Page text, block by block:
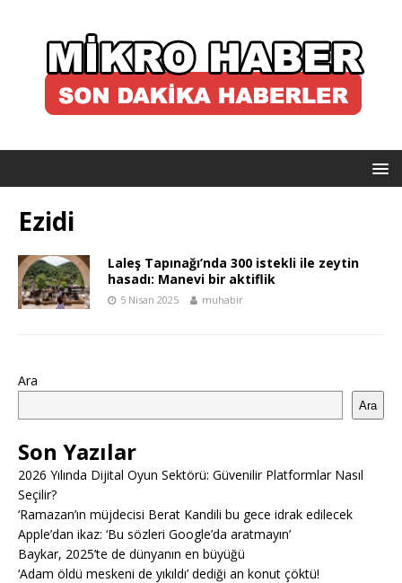
Ezidi
Laleş Tapınağı’nda 300 istekli ile zeytin
hasadı: Manevi bir aktiflik
5 Nisan 2025 muhabir
Ara
Ara
Son Yazılar
2026 Yılında Dijital Oyun Sektörü: Güvenilir Platformlar Nasıl
Seçilir?
‘Ramazan’ın müjdecisi Berat Kandili bu gece idrak edilecek
Apple’dan ikaz: ‘Bu sözleri Google’da aratmayın’
Baykar, 2025’te de dünyanın en büyüğü
‘Adam öldü meskeni de yıkıldı’ dediği an konut çöktü!